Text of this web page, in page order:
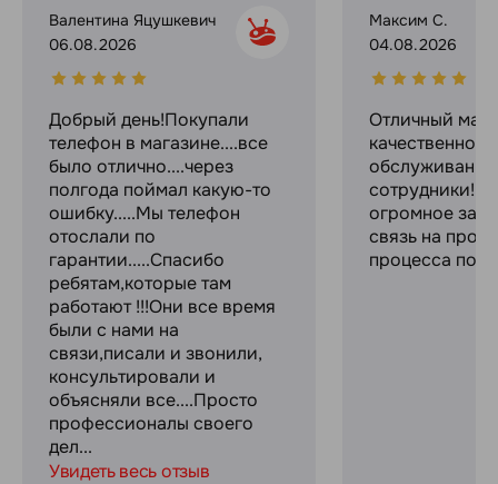
Валентина Яцушкевич
06.08.2026
Добрый день!Покупали
телефон в магазине....все
было отлично....через
полгода поймал какую-то
ошибку.....Мы телефон
отослали по
гарантии.....Спасибо
ребятам,которые там
работают !!!Они все время
были с нами на
связи,писали и звонили,
консультировали и
объясняли все....Просто
профессионалы своего
дел...
Увидеть весь отзыв
Максим С.
04.08.2026
Отличный
качественное
сотрудники!
огромное за
связь на
процесса